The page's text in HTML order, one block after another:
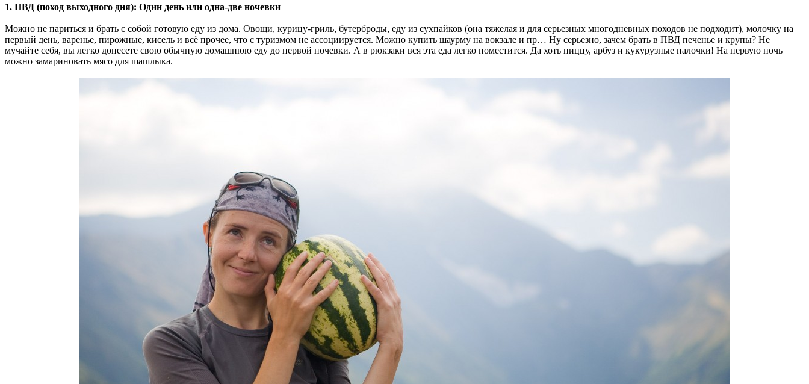
1. ПВД (поход выходного дня): Один день или одна-две ночевки
Можно не париться и брать с собой готовую еду из дома. Овощи, курицу-гриль, бутерброды, еду из сухпайков (она тяжелая и для серьезных многодневных походов не подходит), молочку на
первый день, варенье, пирожные, кисель и всё прочее, что с туризмом не ассоциируется. Можно купить шаурму на вокзале и пр… Ну серьезно, зачем брать в ПВД печенье и крупы? Не
мучайте себя, вы легко донесете свою обычную домашнюю еду до первой ночевки. А в рюкзаки вся эта еда легко поместится. Да хоть пиццу, арбуз и кукурузные палочки! На первую ночь
можно замариновать мясо для шашлыка.